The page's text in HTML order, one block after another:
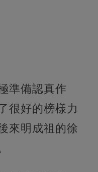
準備認真作
很好的榜樣力
來明成祖的徐